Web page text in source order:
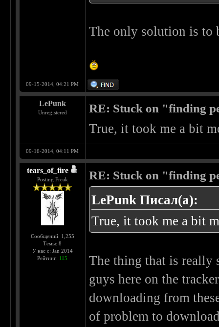
The only solution is to
09-15-2014, 04:21 PM
LePunk
Unregistered RE: Stuck on "finding
True, it took me a bit
09-16-2014, 04:11 PM
tears_of_fire
Posting Freak
Сообщений: 1,255
Темы: 8
У нас с: Jan 2014
Рейтинг: 115
RE: Stuck on "finding
LePunk Писал(а):
True, it took me a bit
The thing that is really
guys here on the
downloading from
of problem to